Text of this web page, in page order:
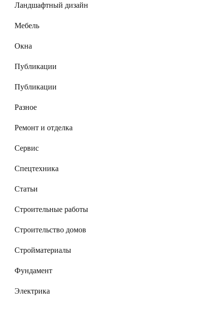
Ландшафтный дизайн
Мебель
Окна
Публикации
Публикации
Разное
Ремонт и отделка
Сервис
Спецтехника
Статьи
Строительные работы
Строительство домов
Стройматериалы
Фундамент
Электрика